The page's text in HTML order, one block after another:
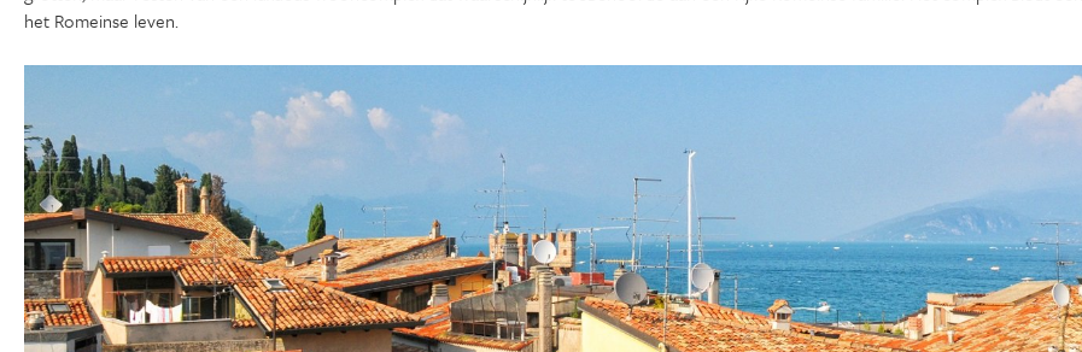
het Romeinse leven.